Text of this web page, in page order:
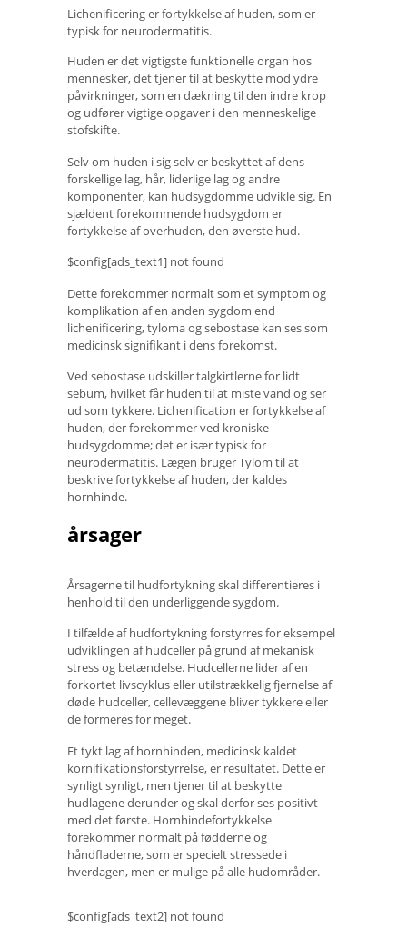
Lichenificering er fortykkelse af huden, som er
typisk for neurodermatitis.
Huden er det vigtigste funktionelle organ hos
mennesker, det tjener til at beskytte mod ydre
påvirkninger, som en dækning til den indre krop
og udfører vigtige opgaver i den menneskelige
stofskifte.
Selv om huden i sig selv er beskyttet af dens
forskellige lag, hår, liderlige lag og andre
komponenter, kan hudsygdomme udvikle sig. En
sjældent forekommende hudsygdom er
fortykkelse af overhuden, den øverste hud.
$config[ads_text1] not found
Dette forekommer normalt som et symptom og
komplikation af en anden sygdom end
lichenificering, tyloma og sebostase kan ses som
medicinsk signifikant i dens forekomst.
Ved sebostase udskiller talgkirtlerne for lidt
sebum, hvilket får huden til at miste vand og ser
ud som tykkere. Lichenification er fortykkelse af
huden, der forekommer ved kroniske
hudsygdomme; det er især typisk for
neurodermatitis. Lægen bruger Tylom til at
beskrive fortykkelse af huden, der kaldes
hornhinde.
årsager
Årsagerne til hudfortykning skal differentieres i
henhold til den underliggende sygdom.
I tilfælde af hudfortykning forstyrres for eksempel
udviklingen af ​​hudceller på grund af mekanisk
stress og betændelse. Hudcellerne lider af en
forkortet livscyklus eller utilstrækkelig fjernelse af
døde hudceller, cellevæggene bliver tykkere eller
de formeres for meget.
Et tykt lag af hornhinden, medicinsk kaldet
kornifikationsforstyrrelse, er resultatet. Dette er
synligt synligt, men tjener til at beskytte
hudlagene derunder og skal derfor ses positivt
med det første. Hornhindefortykkelse
forekommer normalt på fødderne og
håndfladerne, som er specielt stressede i
hverdagen, men er mulige på alle hudområder.
$config[ads_text2] not found